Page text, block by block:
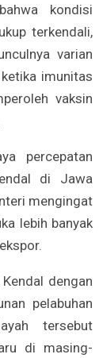
kondisi
terkendali,
varian
imunitas
vaksin
percepatan
di Jawa
mengingat
lebih banyak
dengan
pelabuhan
tersebut
di masing-